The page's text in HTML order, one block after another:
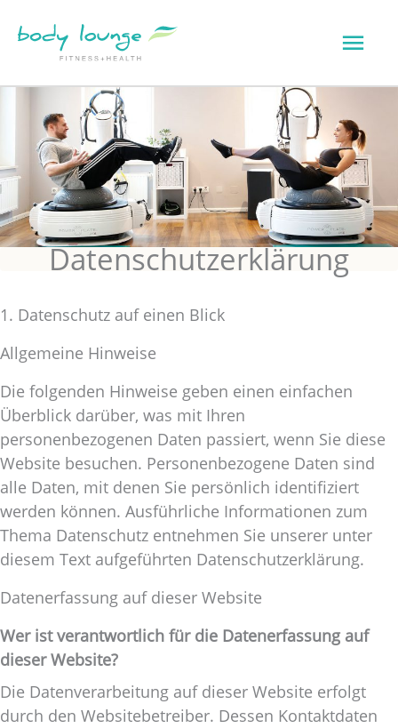
Inhalt
springen
Datenschutzerklärung
1. Datenschutz auf einen Blick
Allgemeine Hinweise
Die folgenden Hinweise geben einen einfachen
Überblick darüber, was mit Ihren
personenbezogenen Daten passiert, wenn Sie diese
Website besuchen. Personenbezogene Daten sind
alle Daten, mit denen Sie persönlich identifiziert
werden können. Ausführliche Informationen zum
Thema Datenschutz entnehmen Sie unserer unter
diesem Text aufgeführten Datenschutzerklärung.
Datenerfassung auf dieser Website
Wer ist verantwortlich für die Datenerfassung auf
dieser Website?
Die Datenverarbeitung auf dieser Website erfolgt
durch den Websitebetreiber. Dessen Kontaktdaten